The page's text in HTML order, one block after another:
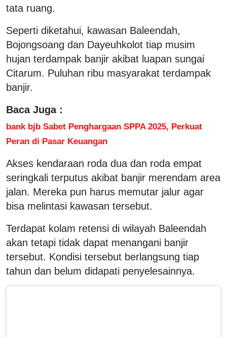
tata ruang.
Seperti diketahui, kawasan Baleendah,
Bojongsoang dan Dayeuhkolot tiap musim
hujan terdampak banjir akibat luapan sungai
Citarum. Puluhan ribu masyarakat terdampak
banjir.
Baca Juga :
bank bjb Sabet Penghargaan SPPA 2025, Perkuat
Peran di Pasar Keuangan
Akses kendaraan roda dua dan roda empat
seringkali terputus akibat banjir merendam area
jalan. Mereka pun harus memutar jalur agar
bisa melintasi kawasan tersebut.
Terdapat kolam retensi di wilayah Baleendah
akan tetapi tidak dapat menangani banjir
tersebut. Kondisi tersebut berlangsung tiap
tahun dan belum didapati penyelesainnya.